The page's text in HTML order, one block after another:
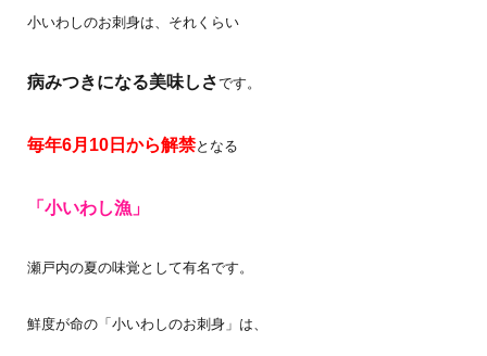
小いわしのお刺身は、それくらい
病みつきになる美味しさです。
毎年6月10日から解禁となる
「小いわし漁」
瀬戸内の夏の味覚として有名です。
鮮度が命の「小いわしのお刺身」は、